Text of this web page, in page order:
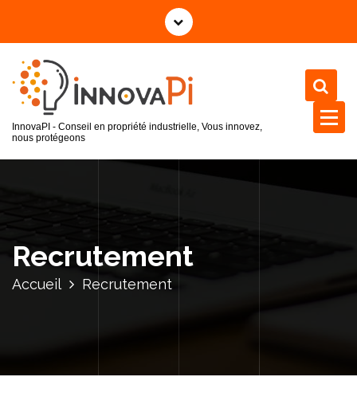
InnovaPI - Conseil en propriété industrielle, Vous innovez,
nous protégeons
Recrutement
Accueil Recrutement